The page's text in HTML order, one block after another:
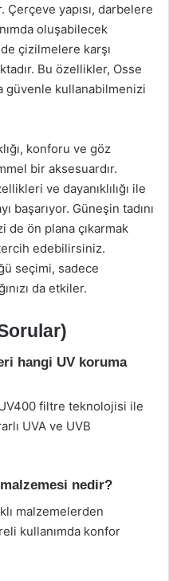
Çerçeve yapısı, darbelere
oluşabilecek
çizilmelere karşı
Bu özellikler, Osse
güvenle kullanabilmenizi
konforu ve göz
bir aksesuardır.
ve dayanıklılığı ile
başarıyor. Güneşin tadını
de ön plana çıkarmak
edebilirsiniz.
seçimi, sadece
da etkiler.
hangi UV koruma
filtre teknolojisi ile
UVA ve UVB
nedir?
malzemelerden
kullanımda konfor